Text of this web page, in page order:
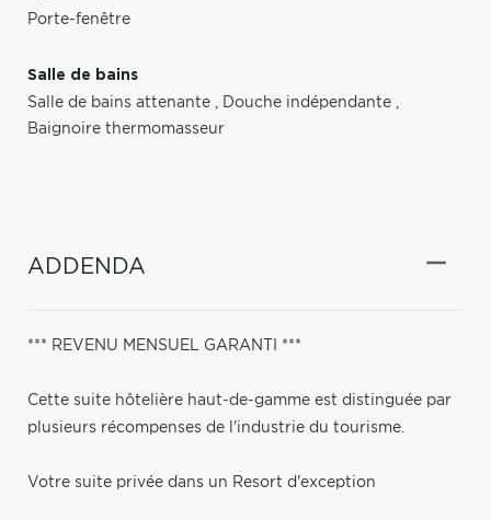
Porte-fenêtre
Salle de bains
Salle de bains attenante , Douche indépendante ,
Baignoire thermomasseur
ADDENDA
*** REVENU MENSUEL GARANTI ***
Cette suite hôtelière haut-de-gamme est distinguée par
plusieurs récompenses de l'industrie du tourisme.
Votre suite privée dans un Resort d'exception